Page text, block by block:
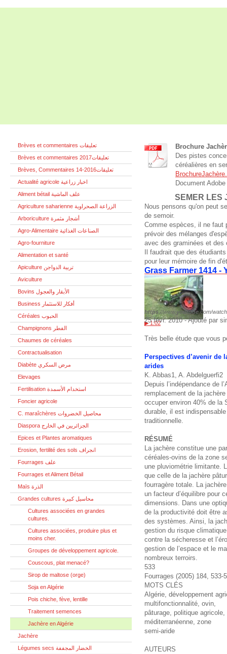
Brèves et commentaires تعليقات
Brèves et commentaires تعليقات2017
Brèves, Commentaires تعليقات2016-14
Actualité agricole اخبار زراعية
Aliment bétail علف الماشية
Agriculture saharienne الزراعة الصحراوية
Arboriculture أشجار مثمرة
Agro-Alimentaire الصناعات الغذائية
Agro-fourniture
Alimentation et santé
Apiculture تربية الدواجن
Aviculture
Bovins الأبقار والعجول
Business أفكار للاستثمار
Céréales الحبوب
Champignons الفطر
Chaumes de céréales
Contractualisation
Diabète مرض السكري
Elevages
Fertilisation استخدام الأسمدة
Foncier agricole
C. maraîchères محاصيل الخضروات
Diaspora الجزائريين في الخارج
Epices et Plantes aromatiques
Erosion, fertilité des sols انجراف
Fourrages علف
Fourrages et Aliment Bétail
Maïs الذرة
Grandes cultures محاسيل كبيرة
Cultures associées en grandes
cultures.
Cultures associées, produire plus et
moins cher.
Groupes de développement agricole.
Couscous, plat menacé?
Sirop de maltose (orge)
Soja en Algérie
Pois chiche, fève, lentille
Traitement semences
Jachère en Algérie
Jachère
Légumes secs الخضار المجففة
Brochure
Des pistes
céréalières en
Document
SEMER LES
Nous pensons qu'on peut
de semoir.
Comme espèces, il ne faut
prévoir des mélanges
avec des graminées et des
Il faudrait que des
pour leur mémoire de fin
Grass Farmer 1414 -
▶ 1:02
https://www. youtube.com/
25 févr. 2010 - Ajouté par
Très belle étude que vous
Perspectives d’avenir de
arides
K. Abbas1, A. Abdelguerfi2
Depuis l’indépendance de
remplacement de la
occuper environ 40% de la
durable, il est
traditionnelle.
RÉSUMÉ
La jachère constitue une
céréales-ovins de la zone
une pluviométrie limitante.
que celle de la jachère
fourragère totale. La
un facteur d’équilibre pour
dimensions. Dans une
de la productivité doit être
des systèmes. Ainsi, la
gestion du risque
contre la sécheresse et
gestion de l’espace et le
nombreux terroirs.
533
Fourrages (2005) 184, 533-
MOTS CLÉS
Algérie, développement
multifonctionnalité, ovin,
pâturage, politique
méditerranéenne, zone
semi-aride
AUTEURS